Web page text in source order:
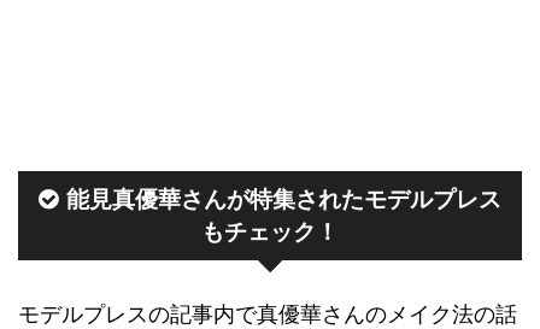
能見真優華さんが特集されたモデルプレス
もチェック！
モデルプレスの記事内で真優華さんのメイク法の話